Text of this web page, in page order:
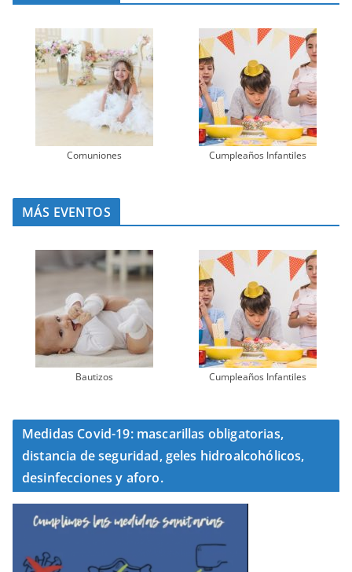
Comuniones Cumpleaños Infantiles
MÁS EVENTOS
Bautizos Cumpleaños Infantiles
Medidas Covid-19: mascarillas obligatorias,
distancia de seguridad, geles hidroalcohólicos,
desinfecciones y aforo.